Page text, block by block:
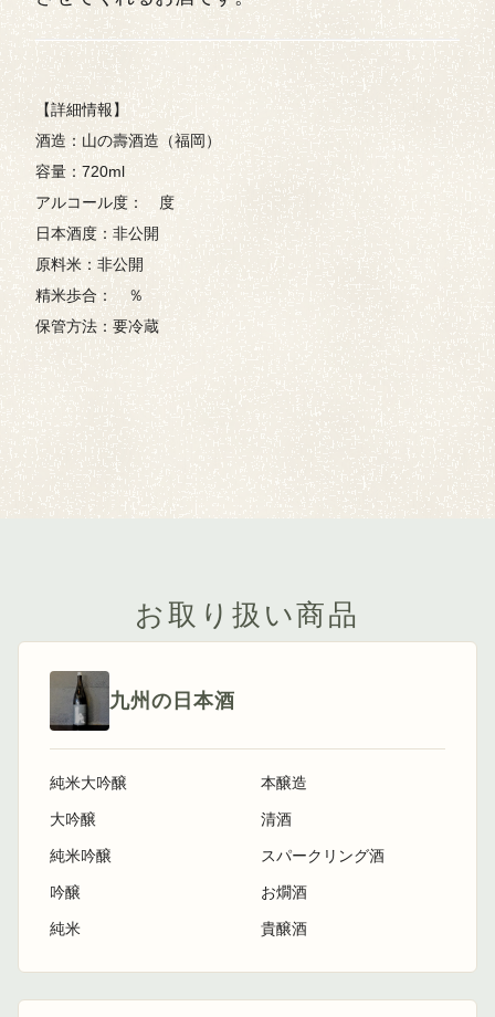
【詳細情報】
酒造：山の壽酒造（福岡）
容量：720ml
アルコール度： 度
日本酒度：非公開
原料米：非公開
精米歩合： ％
保管方法：要冷蔵
お取り扱い商品
九州の日本酒
純米大吟醸
大吟醸
純米吟醸
吟醸
純米
本醸造
清酒
スパークリング酒
お燗酒
貴醸酒